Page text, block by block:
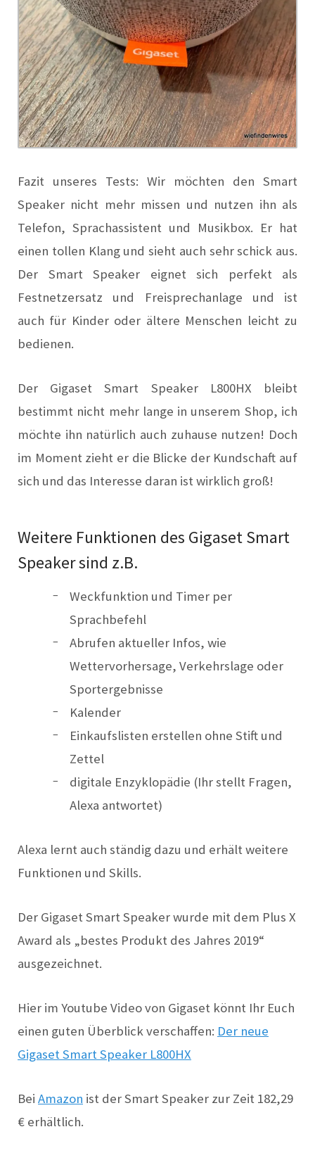
Fazit unseres Tests: Wir möchten den Smart
Speaker nicht mehr missen und nutzen ihn als
Telefon, Sprachassistent und Musikbox. Er hat
einen tollen Klang und sieht auch sehr schick aus.
Der Smart Speaker eignet sich perfekt als
Festnetzersatz und Freisprechanlage und ist
auch für Kinder oder ältere Menschen leicht zu
bedienen.
Der Gigaset Smart Speaker L800HX bleibt
bestimmt nicht mehr lange in unserem Shop, ich
möchte ihn natürlich auch zuhause nutzen! Doch
im Moment zieht er die Blicke der Kundschaft auf
sich und das Interesse daran ist wirklich groß!
Weitere Funktionen des Gigaset Smart
Speaker sind z.B.
Weckfunktion und Timer per
Sprachbefehl
Abrufen aktueller Infos, wie
Wettervorhersage, Verkehrslage oder
Sportergebnisse
Kalender
Einkaufslisten erstellen ohne Stift und
Zettel
digitale Enzyklopädie (Ihr stellt Fragen,
Alexa antwortet)
Alexa lernt auch ständig dazu und erhält weitere
Funktionen und Skills.
Der Gigaset Smart Speaker wurde mit dem Plus X
Award als „bestes Produkt des Jahres 2019“
ausgezeichnet.
Hier im Youtube Video von Gigaset könnt Ihr Euch
einen guten Überblick verschaffen: Der neue
Gigaset Smart Speaker L800HX
Bei Amazon ist der Smart Speaker zur Zeit 182,29
€ erhältlich.